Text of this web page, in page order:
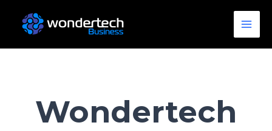
contenido
Main
Wondertech